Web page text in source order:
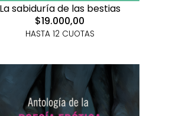
La sabiduría de las bestias
$19.000,00
HASTA 12 CUOTAS